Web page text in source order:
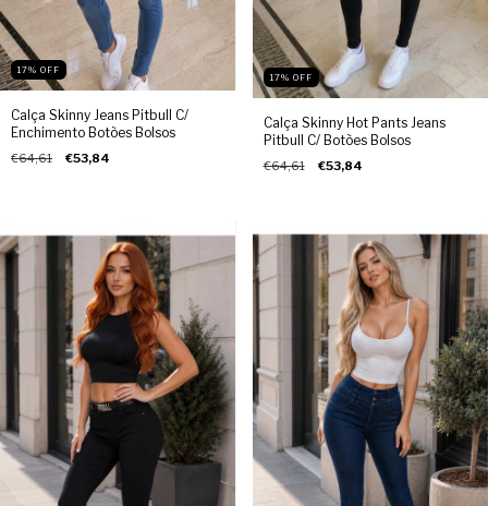
17% OFF
Calça Skinny Jeans Pitbull C/
Enchimento Botões Bolsos
€64,61 €53,84
17% OFF
Calça Skinny Hot Pants Jeans
Pitbull C/ Botões Bolsos
€64,61 €53,84